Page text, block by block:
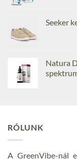
Seeker
Natura
RÓLUNK
A GreenVibe-nál